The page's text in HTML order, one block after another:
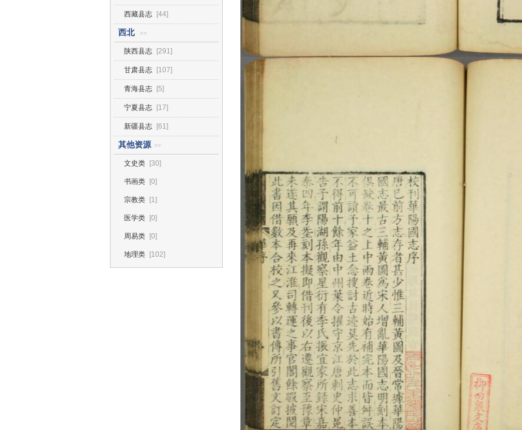
西藏县志 [44]
西北 >>
陕西县志 [291]
甘肃县志 [107]
青海县志 [5]
宁夏县志 [17]
新疆县志 [61]
其他资源 >>
文史类 [30]
书画类 [0]
宗教类 [1]
医学类 [0]
周易类 [0]
地理类 [102]